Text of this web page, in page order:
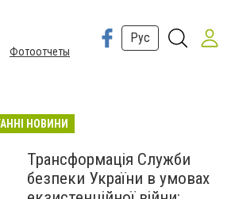
Фотоотчеты
Рус
НОВИНИ
Трансформація Служби
безпеки України в умовах